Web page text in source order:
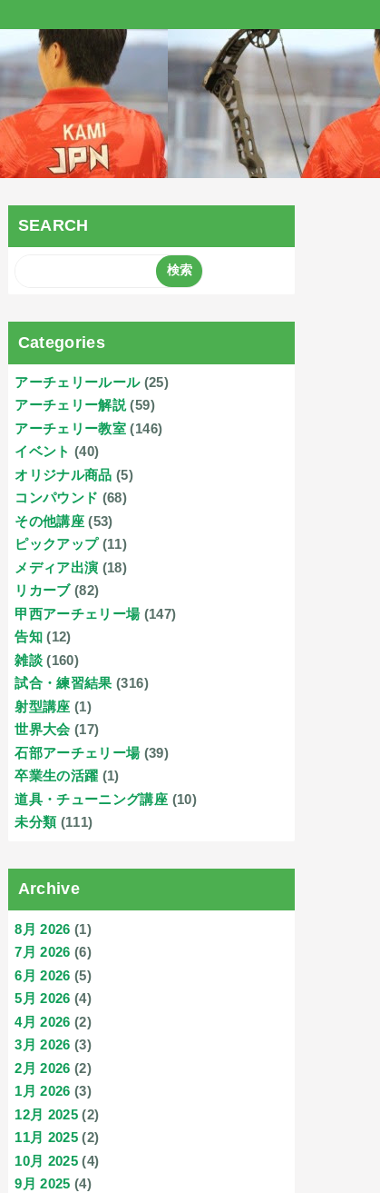
SEARCH
Categories
アーチェリールール (25)
アーチェリー解説 (59)
アーチェリー教室 (146)
イベント (40)
オリジナル商品 (5)
コンパウンド (68)
その他講座 (53)
ピックアップ (11)
メディア出演 (18)
リカーブ (82)
甲西アーチェリー場 (147)
告知 (12)
雑談 (160)
試合・練習結果 (316)
射型講座 (1)
世界大会 (17)
石部アーチェリー場 (39)
卒業生の活躍 (1)
道具・チューニング講座 (10)
未分類 (111)
Archive
8月 2026 (1)
7月 2026 (6)
6月 2026 (5)
5月 2026 (4)
4月 2026 (2)
3月 2026 (3)
2月 2026 (2)
1月 2026 (3)
12月 2025 (2)
11月 2025 (2)
10月 2025 (4)
9月 2025 (4)